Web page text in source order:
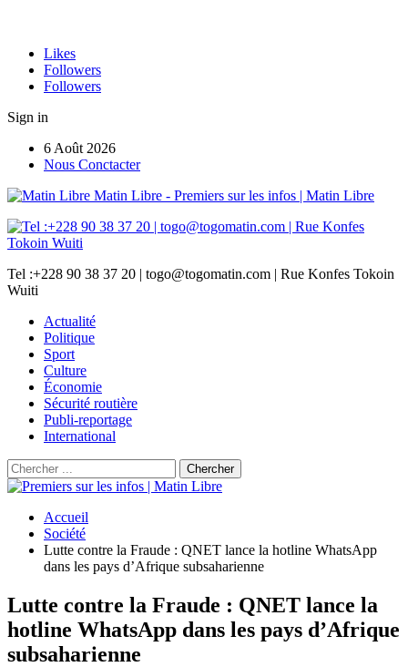
Likes
Followers
Followers
Sign in
6 Août 2026
Nous Conctacter
Matin Libre - Premiers sur les infos | Matin Libre
Tel :+228 90 38 37 20 | togo@togomatin.com | Rue Konfes Tokoin
Wuiti
Actualité
Politique
Sport
Culture
Économie
Sécurité routière
Publi-reportage
International
Accueil
Société
Lutte contre la Fraude : QNET lance la hotline WhatsApp
dans les pays d’Afrique subsaharienne
Lutte contre la Fraude : QNET lance la
hotline WhatsApp dans les pays d’Afrique
subsaharienne